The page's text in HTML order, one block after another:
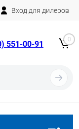
Вход для дилеров
551-00-91 0